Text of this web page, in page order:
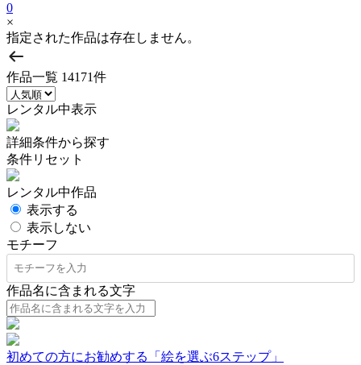
0
×
指定された作品は存在しません。
作品一覧 14171件
レンタル中表示
詳細条件から探す
条件リセット
レンタル中作品
表示する
表示しない
モチーフ
作品名に含まれる文字
初めての方にお勧めする「絵を選ぶ6ステップ」